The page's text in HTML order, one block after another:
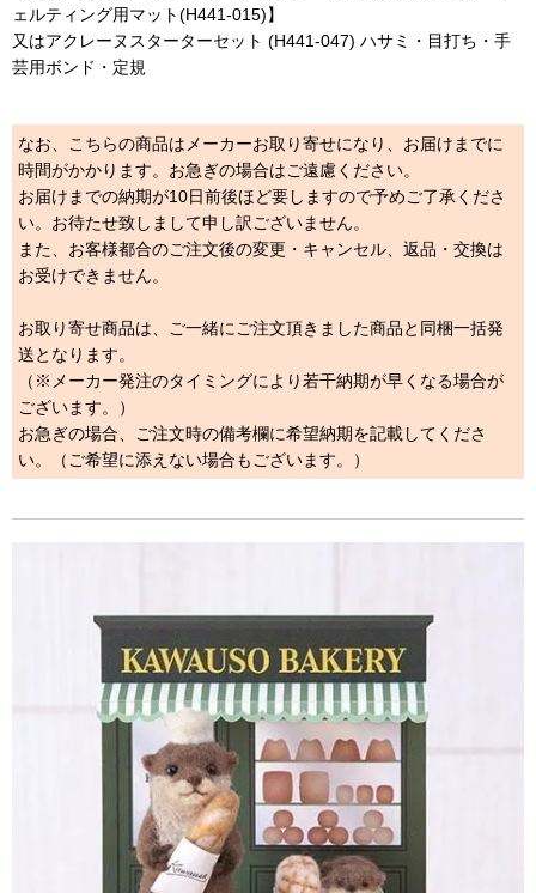
ェルティング用マット(H441-015)】
又はアクレーヌスターターセット (H441-047) ハサミ・目打ち・手
芸用ボンド・定規
なお、こちらの商品はメーカーお取り寄せになり、お届けまでに
時間がかかります。お急ぎの場合はご遠慮ください。
お届けまでの納期が10日前後ほど要しますので予めご了承くださ
い。お待たせ致しまして申し訳ございません。
また、お客様都合のご注文後の変更・キャンセル、返品・交換は
お受けできません。
お取り寄せ商品は、ご一緒にご注文頂きました商品と同梱一括発
送となります。
（※メーカー発注のタイミングにより若干納期が早くなる場合が
ございます。）
お急ぎの場合、ご注文時の備考欄に希望納期を記載してくださ
い。（ご希望に添えない場合もございます。）